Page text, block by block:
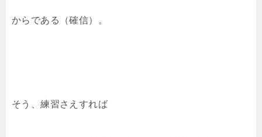
からである（確信）。
そう、練習さえすれば